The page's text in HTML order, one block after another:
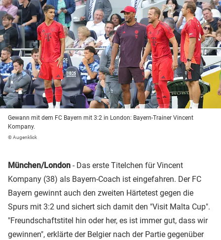
Gewann mit dem FC Bayern mit 3:2 in London: Bayern-Trainer Vincent
Kompany.
© Augenklick
München/London - Das erste Titelchen für Vincent
Kompany (38) als Bayern-Coach ist eingefahren. Der FC
Bayern gewinnt auch den zweiten Härtetest gegen die
Spurs mit 3:2 und sichert sich damit den "Visit Malta Cup".
"Freundschaftstitel hin oder her, es ist immer gut, dass wir
gewinnen", erklärte der Belgier nach der Partie gegenüber